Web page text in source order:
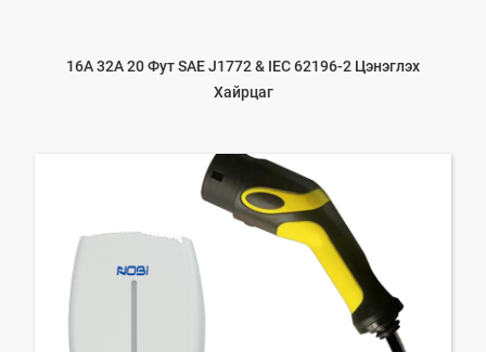
16А 32А 20 Фут SAE J1772 & IEC 62196-2 Цэнэглэх
Хайрцаг